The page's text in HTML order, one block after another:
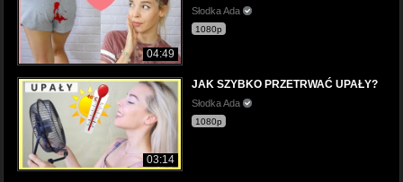
04:49
Słodka Ada
1080p
03:14
JAK SZYBKO PRZETRWAĆ UPAŁY?
Słodka Ada
1080p